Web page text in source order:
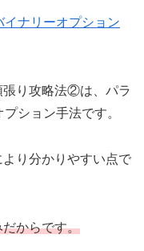
ナリーオプション
張り攻略法②は、パラ
ション手法です。
り分かりやすい点で
からです。